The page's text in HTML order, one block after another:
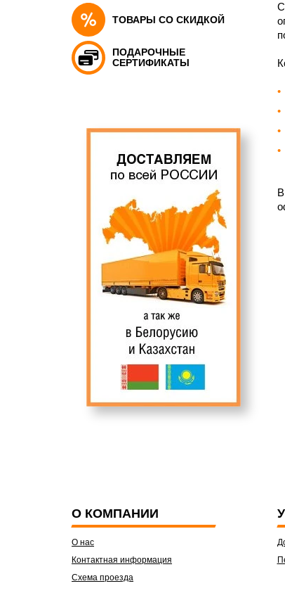
ТОВАРЫ СО СКИДКОЙ
ПОДАРОЧНЫЕ
СЕРТИФИКАТЫ
О КОМПАНИИ
О нас
Контактная информация
Схема проезда